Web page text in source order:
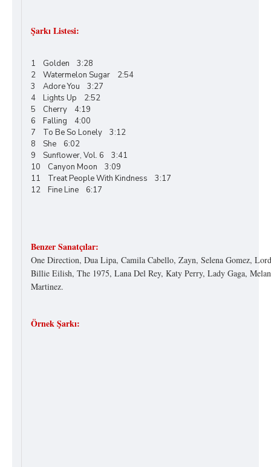
Şarkı Listesi:
1 Golden 3:28
2 Watermelon Sugar 2:54
3 Adore You 3:27
4 Lights Up 2:52
5 Cherry 4:19
6 Falling 4:00
7 To Be So Lonely 3:12
8 She 6:02
9 Sunflower, Vol. 6 3:41
10 Canyon Moon 3:09
11 Treat People With Kindness 3:17
12 Fine Line 6:17
Benzer Sanatçılar:
One Direction, Dua Lipa, Camila Cabello, Zayn, Selena Gomez,
Billie Eilish, The 1975, Lana Del Rey, Katy Perry, Lady Gaga,
Martinez.
Örnek Şarkı: